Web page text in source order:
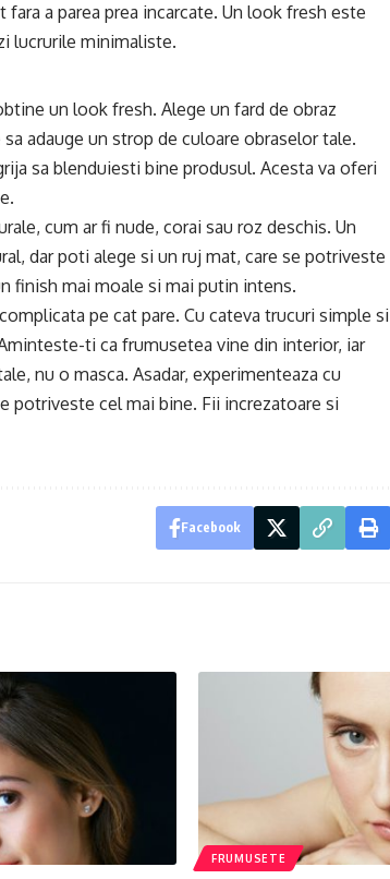
a parea prea incarcate. Un look fresh este
lucrurile minimaliste.
un look fresh. Alege un fard de obraz
adauge un strop de culoare obraselor tale.
sa blenduiesti bine produsul. Acesta va oferi
cum ar fi nude, corai sau roz deschis. Un
dar poti alege si un ruj mat, care se potriveste
finish mai moale si mai putin intens.
pe cat pare. Cu cateva trucuri simple si
ti ca frumusetea vine din interior, iar
nu o masca. Asadar, experimenteaza cu
potriveste cel mai bine. Fii increzatoare si
Facebook
FRUMUSETE